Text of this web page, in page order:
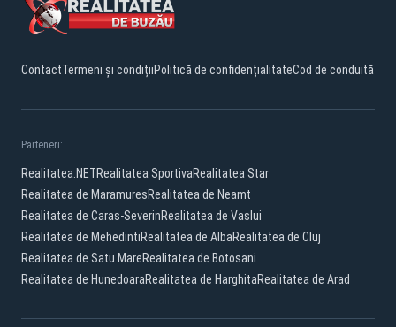
ContactTermeni și condițiiPolitică de confidențialitateCod de conduită
Parteneri:
Realitatea.NETRealitatea SportivaRealitatea Star
Realitatea de MaramuresRealitatea de Neamt
Realitatea de Caras-SeverinRealitatea de Vaslui
Realitatea de MehedintiRealitatea de AlbaRealitatea de Cluj
Realitatea de Satu MareRealitatea de Botosani
Realitatea de HunedoaraRealitatea de HarghitaRealitatea de Arad